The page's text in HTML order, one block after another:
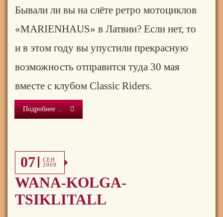
Бывали ли вы на слёте ретро мотоциклов
«MARIENHAUS» в Латвии? Если нет, то
и в этом году вы упустили прекрасную
возможность отправится туда 30 мая
вместе с клубом Classic Riders.
Подробнее ...
07
СЕН
2009
WANA-KOLGA-
TSIKLITALL